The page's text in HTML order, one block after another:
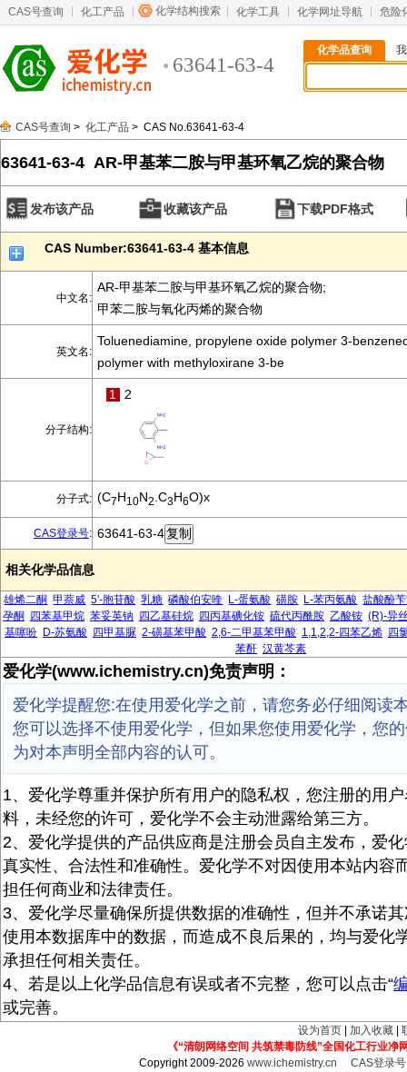
CAS号查询 化工产品 化学结构搜索 化学工具 化学网址导航 危险
63641-63-4
化学品查询
CAS号查询 > 化工产品 > CAS No.63641-63-4
63641-63-4 AR-甲基苯二胺与甲基环氧乙烷的聚合物
发布该产品 收藏该产品 下载PDF格式
CAS Number:63641-63-4 基本信息
中文名:
AR-甲基苯二胺与甲基环氧乙烷的聚合物;
甲苯二胺与氧化丙烯的聚合物
英文名:
Toluenediamine, propylene oxide polymer 3-
polymer with methyloxirane 3-be
分子结构:
1 2
分子式: (C7H10N2 .C3H6O)x
CAS登录号: 63641-63-4
相关化学品信息
雄烯二酮 甲萘威 5'-胞苷酸 乳糖 磷酸伯安喹 L-蛋氨酸 磺胺 L-苯丙氨酸 盐酸酚
孕酮
四苯基甲烷 苯妥英钠 四乙基硅烷 四丙基碘化铵 硫代丙酰胺 乙酸铵 (R)-异
基噻吩 D-苏氨酸 四甲基脲 2-磺基苯甲酸 2,6-二甲基苯甲酸 1,1,2,2-四苯乙烯 四
苯酐 汉黄芩素
爱化学(www.ichemistry.cn)免责声明：
爱化学提醒您:在使用爱化学之前，请您务必仔细阅读
您可以选择不使用爱化学，但如果您使用爱化学，您
为对本声明全部内容的认可。
1、爱化学尊重并保护所有用户的隐私权，您注册的用
料，未经您的许可，爱化学不会主动泄露给第三方。
2、爱化学提供的产品供应商是注册会员自主发布，爱
真实性、合法性和准确性。爱化学不对因使用本站内容
担任何商业和法律责任。
3、爱化学尽量确保所提供数据的准确性，但并不承诺
使用本数据库中的数据，而造成不良后果的，均与爱化
承担任何相关责任。
4、若是以上化学品信息有误或者不完整，您可以点击“
或完善。
设为首页 加入收藏
《“清朗网络空间 共筑禁毒防线”全国化工行业净
Copyright 2009-2026www.ichemistry.cn
CAS登录